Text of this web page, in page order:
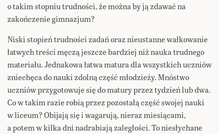
o takim stopniu trudności, że można by ją zdawać na
zakończenie gimnazjum?
Niski stopień trudności zadań oraz nieustanne wałkowanie
łatwych treści męczą jeszcze bardziej niż nauka trudnego
materiału. Jednakowa łatwa matura dla wszystkich uczniów
zniechęca do nauki zdolną część młodzieży. Mnóstwo
uczniów przygotowuje się do matury przez tydzień lub dwa.
Co w takim razie robią przez pozostałą część swojej nauki
w liceum? Obijają się i wagarują, nieraz miesiącami,
a potem w kilka dni nadrabiają zaległości. To niesłychane